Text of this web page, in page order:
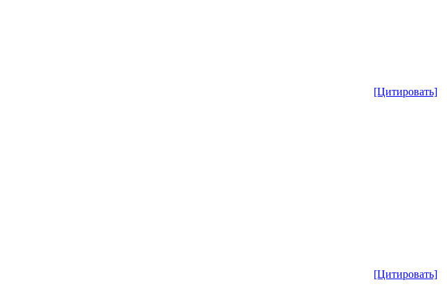
[Цитировать]
[Цитировать]